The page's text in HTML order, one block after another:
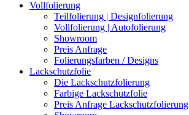
Vollfolierung
Teilfolierung | Designfolierung
Vollfolierung | Autofolierung
Showroom
Preis Anfrage
Folierungsfarben / Designs
Lackschutzfolie
Die Lackschutzfolierung
Farbige Lackschutzfolie
Preis Anfrage Lackschutzfolierung